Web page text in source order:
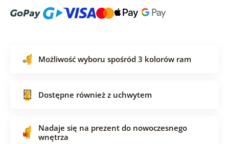
Możliwość wyboru spośród 3 kolorów ram
Dostępne również z uchwytem
Nadaje się na prezent do nowoczesnego
wnętrza